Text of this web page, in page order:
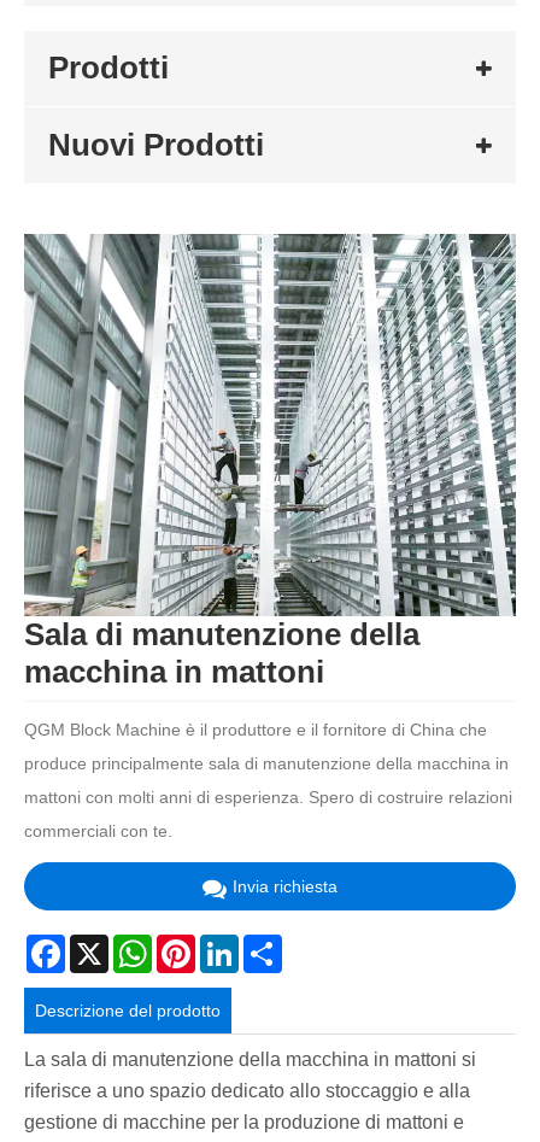
Prodotti
Nuovi Prodotti
Sala di manutenzione della
macchina in mattoni
QGM Block Machine è il produttore e il fornitore di China che
produce principalmente sala di manutenzione della macchina in
mattoni con molti anni di esperienza. Spero di costruire relazioni
commerciali con te.
Invia richiesta
Facebook
X WhatsAppPinterestLinkedIn
Descrizione del prodotto
La sala di manutenzione della macchina in mattoni si
riferisce a uno spazio dedicato allo stoccaggio e alla
gestione di macchine per la produzione di mattoni e